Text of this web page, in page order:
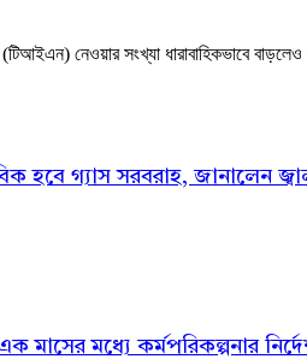
নেওয়ার সংখ্যা ধারাবাহিকভাবে
হবে গ্যাস সরবরাহ, জানালেন
মধ্যে কর্মপরিকল্পনার নির্দেশ